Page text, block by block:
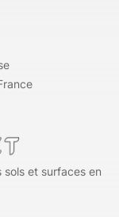
sols et surfaces en